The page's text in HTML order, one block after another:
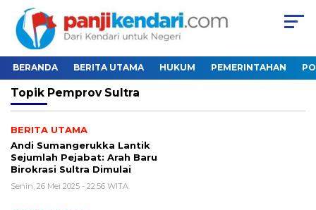
BERANDA BERITA UTAMA HUKUM PEMERINTAHAN
Topik Pemprov Sultra
BERITA UTAMA
Andi Sumangerukka Lantik
Sejumlah Pejabat: Arah Baru
Birokrasi Sultra Dimulai
Senin, 26 Mei 2025 - 22:56 WITA